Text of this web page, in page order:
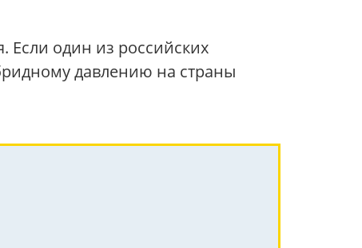
Если один из российских
давлению на страны